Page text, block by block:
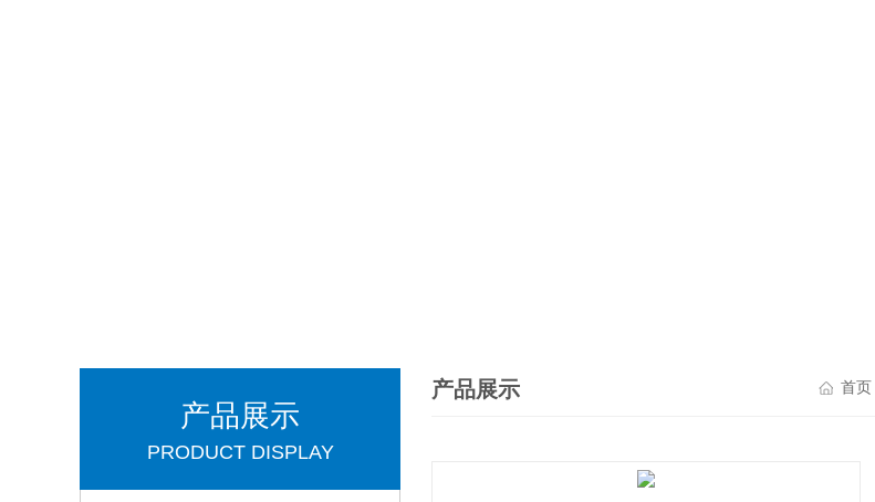
产品展示
PRODUCT DISPLAY
产品展示 首页